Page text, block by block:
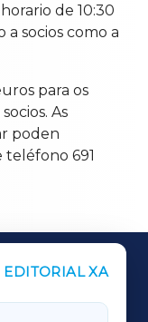
de 10:30
a socios como a
para os
As
poden
691
EDITORIAL XA